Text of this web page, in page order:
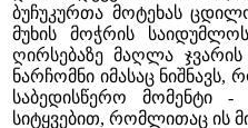
ბუჩუკურთა მოტეხას
მუხის მოჭრის
ღირსებაზე მაღლა ჯვარის
ნარჩომნი იმასაც
საბედისწერო მომენტი -
სიტყვებით, რომლითაც ის